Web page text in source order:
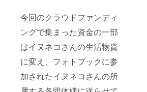
今回のクラウドファンディ
ングで集まった資金の一部
はイヌネコさんの生活物資
に変え、フォトブックに参
加されたイヌネコさんの所